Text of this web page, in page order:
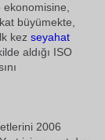
ekonomisine,
büyümekte,
kez seyahat
aldığı ISO
2006